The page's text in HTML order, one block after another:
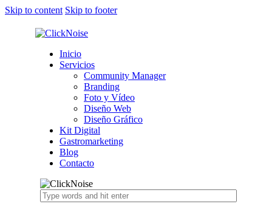
Skip to content Skip to footer
Inicio
Servicios
Community Manager
Branding
Foto y Vídeo
Diseño Web
Diseño Gráfico
Kit Digital
Gastromarketing
Blog
Contacto